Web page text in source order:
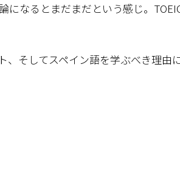
なるとまだまだという感じ。
そしてスペイン語を学ぶべき理由